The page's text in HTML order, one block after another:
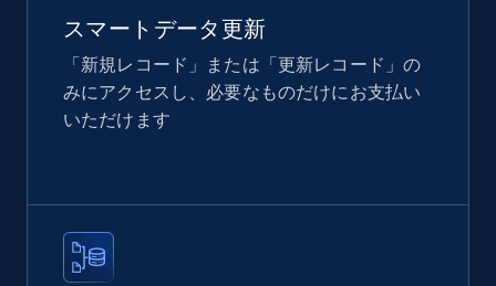
2.1K+ 375+ 今すぐ購入
URL, Domain, Country code, Model number,
Sku, Product id, Product name, Manufacturer,
and more.
スマートデータ更新
「新規レコード」または「更新レコード」の
みにアクセスし、必要なものだけにお支払い
いただけます